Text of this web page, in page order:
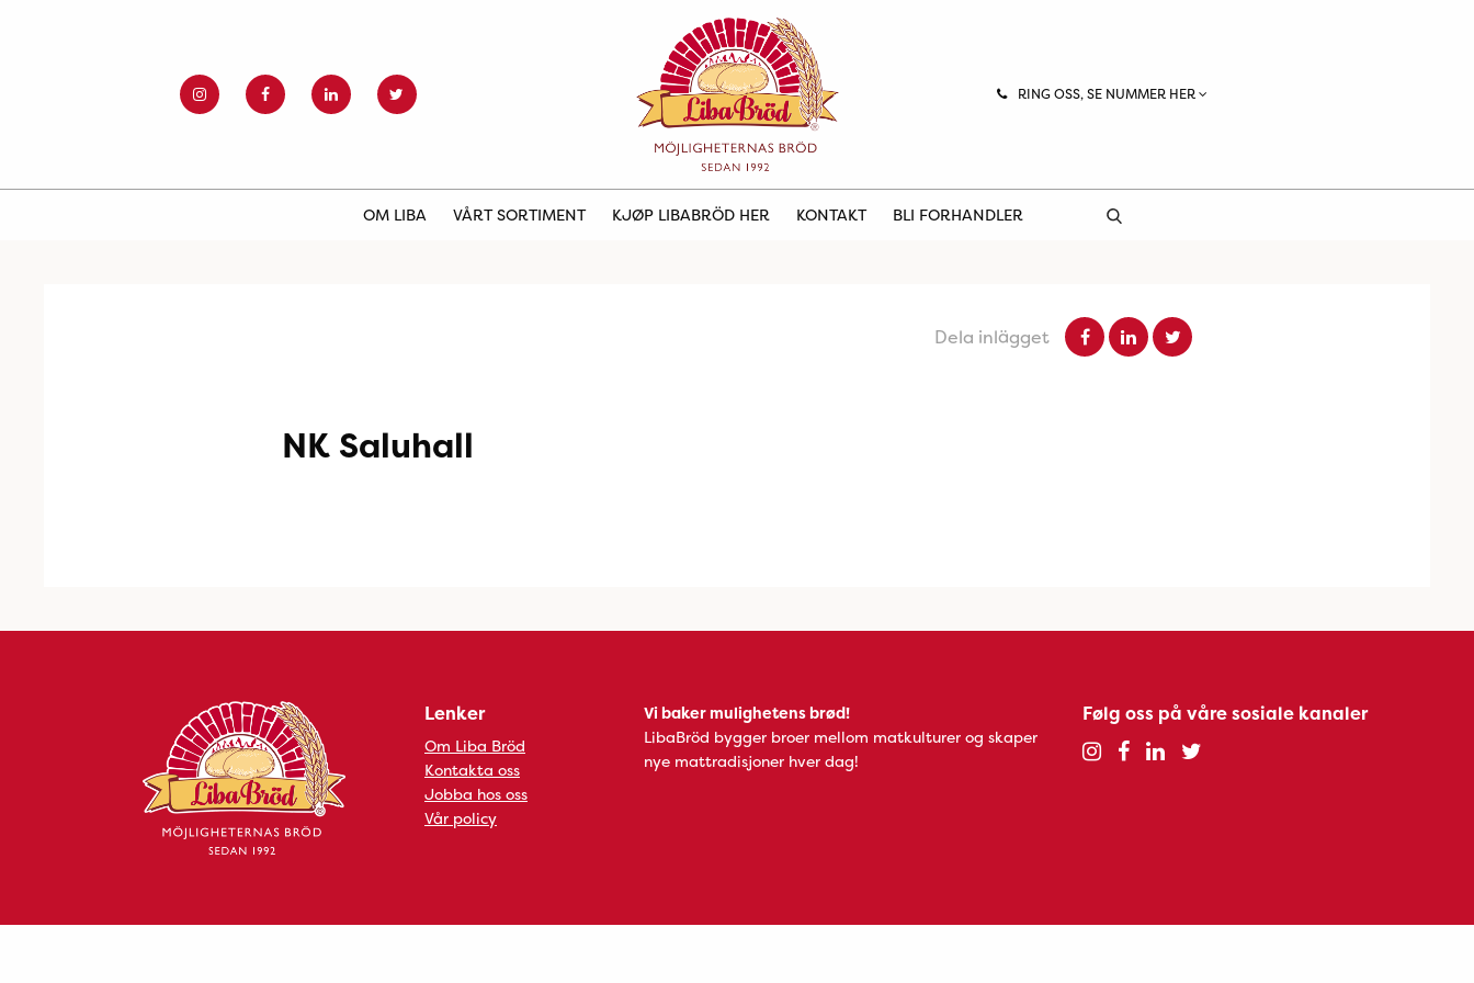
RING OSS, SE NUMMER HER
OM LIBA VÅRT SORTIMENT KJØP LIBABRÖD HER KONTAKT BLI FORHANDLER
Dela inlägget
NK Saluhall
Lenker
Om Liba Bröd
Kontakta oss
Jobba hos oss
Vår policy
Vi baker mulighetens brød!
LibaBröd bygger broer mellom matkulturer og skaper
nye mattradisjoner hver dag!
Følg oss på våre sosiale kanaler